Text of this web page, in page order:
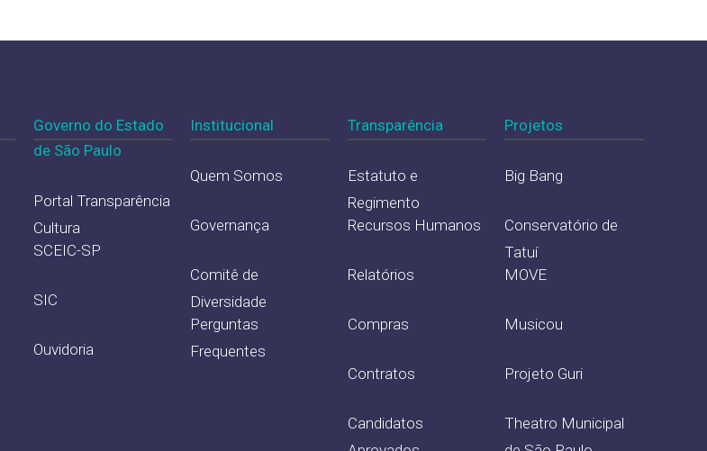
Institucional
Quem Somos
Governança
Comitê de
Diversidade
Perguntas
Frequentes
Projetos
Big Bang
Conservatório de
Tatuí
MOVE
Musicou
Projeto Guri
Theatro Municipal
Transparência
Estatuto e
Regimento
Recursos Humanos
Relatórios
Compras
Contratos
Candidatos
Governo do Estado
de São Paulo
Portal Transparência
Cultura
SCEIC-SP
SIC
Ouvidoria